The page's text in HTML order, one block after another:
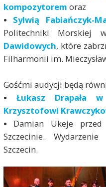
kompozytorem oraz
•
Sylwią Fabiańczyk-
Politechniki Morskiej
Dawidowych, które
Filharmonii im.
Gośćmi audycji będą
•
Łukasz Drapała w
Krzysztofowi
• Damian Ukeje
Szczecinie.
Szczecin.